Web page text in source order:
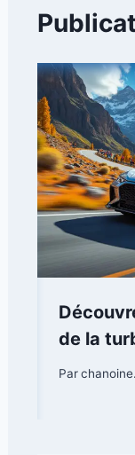
de la
Par